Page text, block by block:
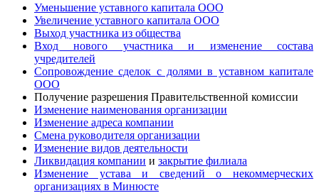
Уменьшение уставного капитала ООО
Увеличение уставного капитала ООО
Выход участника из общества
Вход нового участника и изменение состава
учредителей
Сопровождение сделок с долями в уставном капитале
ООО
Получение разрешения Правительственной комиссии
Изменение наименования организации
Изменение адреса компании
Смена руководителя организации
Изменение видов деятельности
Ликвидация компании и закрытие филиала
Изменение устава и сведений о некоммерческих
организациях в Минюсте